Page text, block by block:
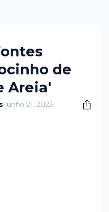
de
Areia'
-junho 21, 2023